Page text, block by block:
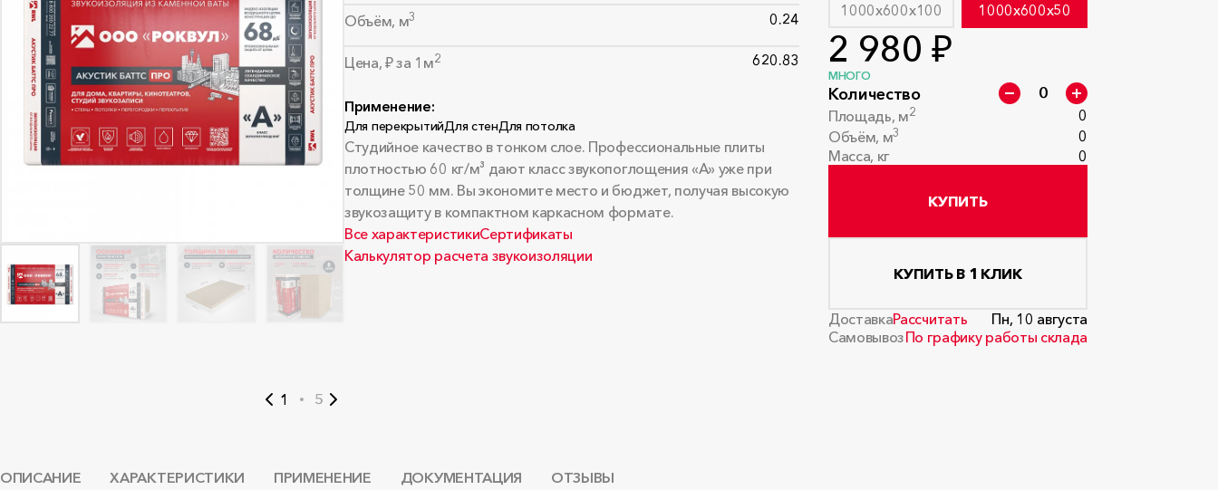
1 5
Объём, м3 0.24
Цена, ₽ за 1м2 620.83
Применение:
Для перекрытийДля стенДля потолка
Студийное качество в тонком слое. Профессиональные плиты
плотностью 60 кг/м³ дают класс звукопоглощения «А» уже при
толщине 50 мм. Вы экономите место и бюджет, получая высокую
звукозащиту в компактном каркасном формате.
Все характеристикиСертификаты
Калькулятор расчета звукоизоляции
1000x600x100 1000x600x50
2 980 ₽
МНОГО
Количество
Площадь, м2
0
Объём, м3
0
Масса, кг
0
КУПИТЬ
КУПИТЬ В 1 КЛИК
ДоставкаРассчитать
Пн, 10 августа
СамовывозПо графику работы склада
ОПИСАНИЕ ХАРАКТЕРИСТИКИ ПРИМЕНЕНИЕ ДОКУМЕНТАЦИЯ ОТЗЫВЫ